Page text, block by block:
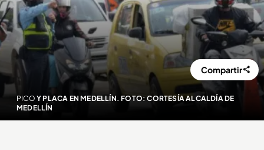
PICO Y PLACA EN MEDELLÍN. FOTO: CORTESÍA ALCALDÍA DE
MEDELLÍN
Compartir